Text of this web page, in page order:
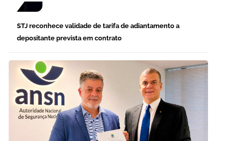
STJ reconhece validade de tarifa de adiantamento a
depositante prevista em contrato